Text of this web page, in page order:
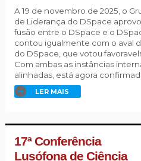
A 19 de novembro de 2025, o
de Liderança do DSpace
fusão entre o DSpace e o
contou igualmente com o aval
do DSpace, que votou
Com ambas as instâncias
alinhadas, está agora
LER MAIS
17ª Conferência
Lusófona de Ciência